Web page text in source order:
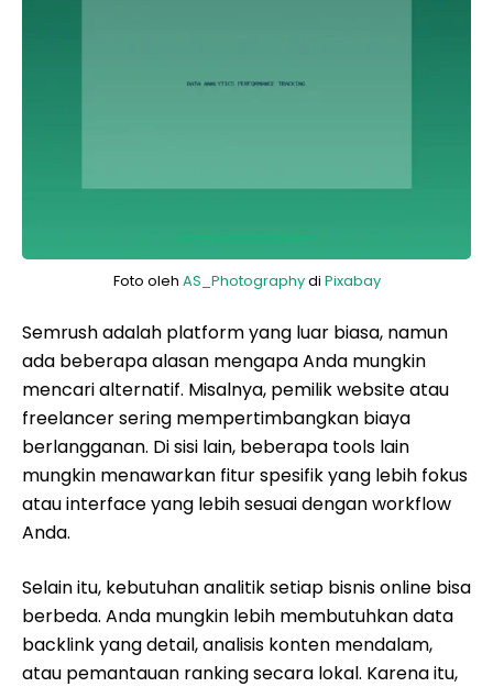
Foto oleh AS_Photographydi Pixabay
Semrush adalah platform yang luar biasa, namun
ada beberapa alasan mengapa Anda mungkin
mencari alternatif. Misalnya, pemilik website atau
freelancer sering mempertimbangkan biaya
berlangganan. Di sisi lain, beberapa tools lain
mungkin menawarkan fitur spesifik yang lebih fokus
atau interface yang lebih sesuai dengan workflow
Anda.
Selain itu, kebutuhan analitik setiap bisnis online bisa
berbeda. Anda mungkin lebih membutuhkan data
backlink yang detail, analisis konten mendalam,
atau pemantauan ranking secara lokal. Karena itu,